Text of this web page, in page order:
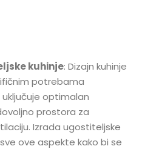
kuhinje: Dizajn kuhinje
potrebama
optimalan
prostora za
Izrada ugostiteljske
ove aspekte kako bi se